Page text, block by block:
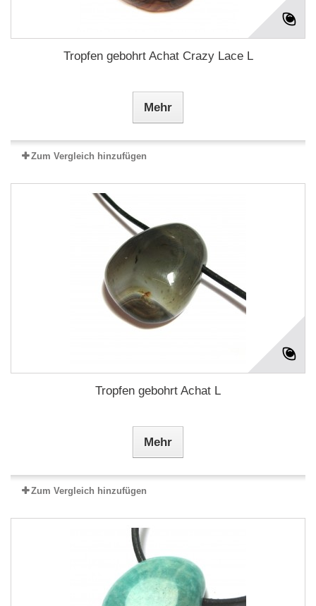
Tropfen gebohrt Achat Crazy Lace L
Mehr
Zum Vergleich hinzufügen
Tropfen gebohrt Achat L
Mehr
Zum Vergleich hinzufügen